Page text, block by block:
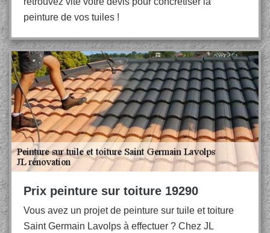
peinture de vos tuiles !
Prix peinture sur toiture 19290
Vous avez un projet de peinture sur tuile et toiture
Saint Germain Lavolps à effectuer ? Chez JL